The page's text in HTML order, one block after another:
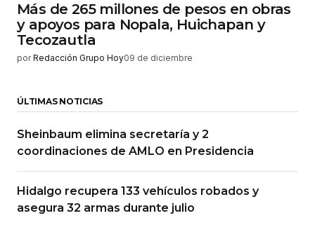
Más de 265 millones de pesos en obras
y apoyos para Nopala, Huichapan y
Tecozautla
por Redacción Grupo Hoy09 de diciembre
ÚLTIMAS NOTICIAS
Sheinbaum elimina secretaría y 2
coordinaciones de AMLO en Presidencia
Hidalgo recupera 133 vehículos robados y
asegura 32 armas durante julio